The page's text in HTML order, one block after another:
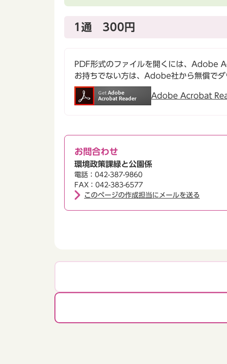
1通 300円
PDF形式のファイルを開くには、Adobe
お持ちでない方は、Adobe社から無償でダ
Adobe Acrobat
お問合わせ
環境政策課緑と公園係
電話：042-387-9860
FAX：042-383-6577
このページの作成担当にメールを送る